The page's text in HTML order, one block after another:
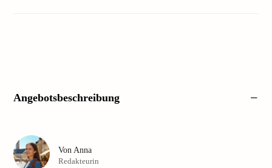
Angebotsbeschreibung
Von Anna
Redakteurin